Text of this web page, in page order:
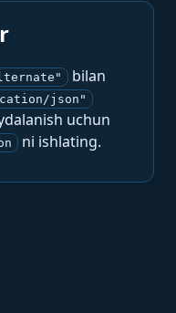
bilan
json"
uchun
ni ishlating.